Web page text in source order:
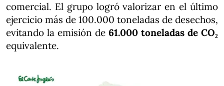
comercial. El grupo logró valorizar en el último
ejercicio más de 100.000 toneladas de desechos,
evitando la emisión de 61.000 toneladas de CO₂
equivalente.